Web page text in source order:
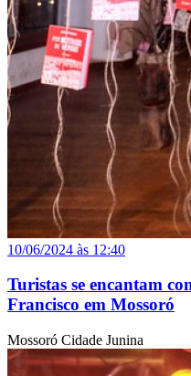
10/06/2024 às 12:40
Turistas se encantam
Francisco em Mossoró
Mossoró Cidade Junina